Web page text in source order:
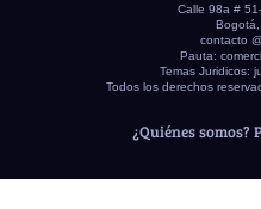
Calle 98a #
Bogotá,
contacto
Pauta:
Temas Juridicos:
Todos los derechos
¿Quiénes somos?